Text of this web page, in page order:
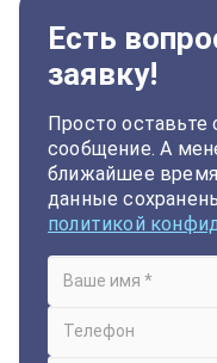
Есть
заявку!
Просто
сообщение. А
ближайшее
данные
политикой